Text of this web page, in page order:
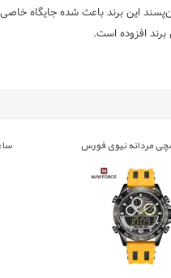
2022 است‏.‏ طراحی انحصاری و اختصاصی و جوان‌پسند این برند
افزوده است‏.
مردانه نیوی فورس